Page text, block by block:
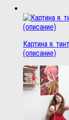
Картина я.
(описание)